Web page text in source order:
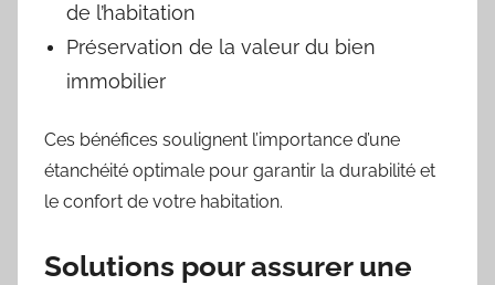
de l’habitation
Préservation de la valeur du bien
immobilier
Ces bénéfices soulignent l’importance d’une
étanchéité optimale pour garantir la durabilité et
le confort de votre habitation.
Solutions pour assurer une